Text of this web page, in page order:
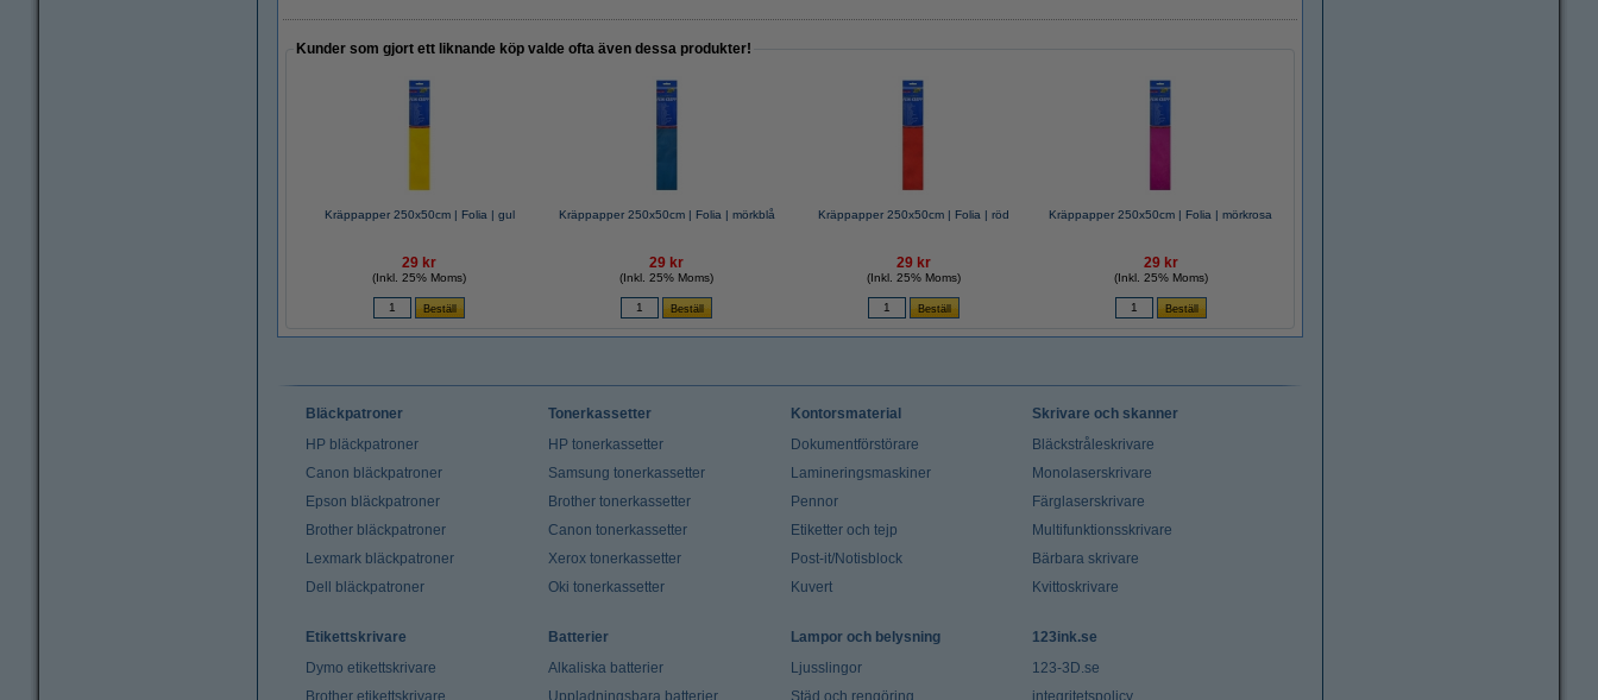
Kunder som gjort ett liknande köp valde ofta även dessa produkter!
Kräppapper 250x50cm | Folia | gul
29 kr
(Inkl. 25% Moms)
Kräppapper 250x50cm | Folia | mörkblå
29 kr
(Inkl. 25% Moms)
Kräppapper 250x50cm | Folia | röd
29 kr
(Inkl. 25% Moms)
Kräppapper 250x50cm | Folia | mörkrosa
29 kr
(Inkl. 25% Moms)
Bläckpatroner
HP bläckpatroner
Canon bläckpatroner
Epson bläckpatroner
Brother bläckpatroner
Lexmark bläckpatroner
Dell bläckpatroner
Tonerkassetter
HP tonerkassetter
Samsung tonerkassetter
Brother tonerkassetter
Canon tonerkassetter
Xerox tonerkassetter
Oki tonerkassetter
Kontorsmaterial
Dokumentförstörare
Lamineringsmaskiner
Pennor
Etiketter och tejp
Post-it/Notisblock
Kuvert
Skrivare och skanner
Bläckstråleskrivare
Monolaserskrivare
Färglaserskrivare
Multifunktionsskrivare
Bärbara skrivare
Kvittoskrivare
Etikettskrivare
Dymo etikettskrivare
Brother etikettskrivare
Batterier
Alkaliska batterier
Uppladningsbara batterier
Lampor och belysning
Ljusslingor
Städ och rengöring
123ink.se
123-3D.se
integritetspolicy